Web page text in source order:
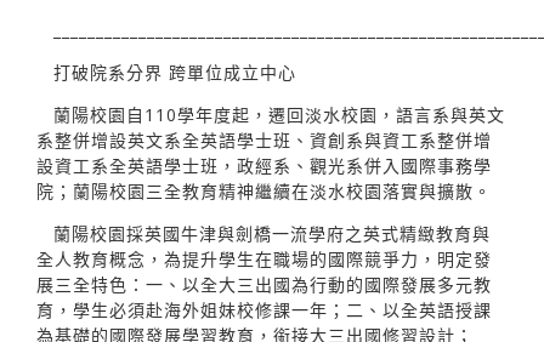
打破院系分界 跨單位成立中心
蘭陽校園自110學年度起，遷回淡水校園，語言系與英文
系整併增設英文系全英語學士班、資創系與資工系整併增
設資工系全英語學士班，政經系、觀光系併入國際事務學
院；蘭陽校園三全教育精神繼續在淡水校園落實與擴散。
蘭陽校園採英國牛津與劍橋一流學府之英式精緻教育與
全人教育概念，為提升學生在職場的國際競爭力，明定發
展三全特色：一、以全大三出國為行動的國際發展多元教
育，學生必須赴海外姐妹校修課一年；二、以全英語授課
為基礎的國際發展學習教育，銜接大三出國修習設計；